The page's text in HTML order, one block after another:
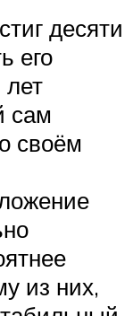
десяти
его
сам
своём
из них,